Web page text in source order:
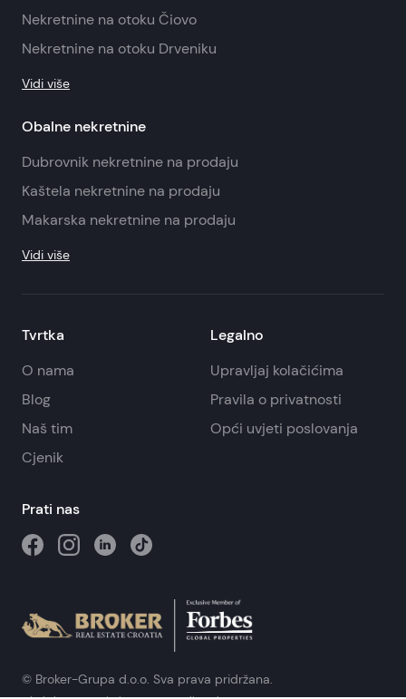
Nekretnine na otoku Čiovo
Nekretnine na otoku Drveniku
Vidi više
Obalne nekretnine
Dubrovnik nekretnine na prodaju
Kaštela nekretnine na prodaju
Makarska nekretnine na prodaju
Vidi više
Tvrtka
O nama
Blog
Naš tim
Cjenik
Legalno
Upravljaj kolačićima
Pravila o privatnosti
Opći uvjeti poslovanja
Prati nas
© Broker-Grupa d.o.o. Sva prava pridržana.